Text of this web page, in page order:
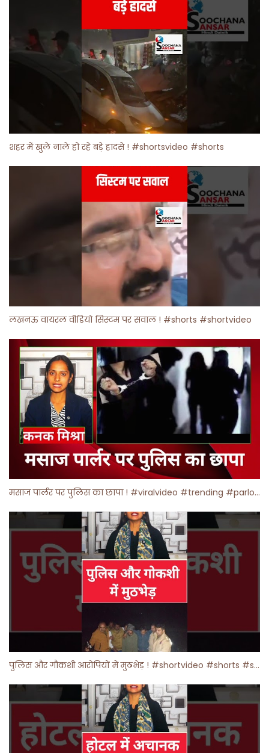
शहर में खुले नाले हो रहे बड़े हादसे ! #shortsvideo #shorts
लखनऊ वायरल वीडियो सिस्टम पर सवाल ! #shorts #shortvideo
मसाज पार्लर पर पुलिस का छापा ! #viralvideo #trending #parlour
पुलिस और गौकशी आरोपियों में मुठभेड़ ! #shortvideo #shorts #shortsfeed